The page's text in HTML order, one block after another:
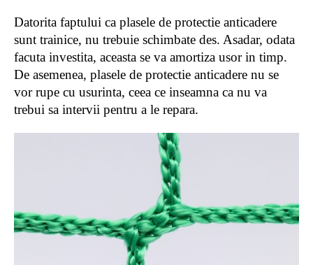
Datorita faptului ca plasele de protectie anticadere
sunt trainice, nu trebuie schimbate des. Asadar, odata
facuta investita, aceasta se va amortiza usor in timp.
De asemenea, plasele de protectie anticadere nu se
vor rupe cu usurinta, ceea ce inseamna ca nu va
trebui sa intervii pentru a le repara.